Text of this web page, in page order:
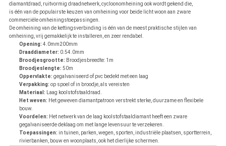
diamantdraad, ruitvormig draadnetwerk, cycloonomheining ook wordt gekend die,
is één van de populairste keuzen van omheining voor beide licht woon aan zware
commerciële omheiningstoepassingen.
De omheining van de kettingsverbinding is één van de meest praktische stijlen van
omheining, vrij gemakkelijk te installeren, en zeer rendabel.
Opening: 4.0mm200mm
Draaddiameter: 0.54.0mm
Broodjesgrootte: Broodjesbreedte: 1m
Broodjeslengte: 50m
Oppervlakte: gegalvaniseerd of pvc bedekt met een laag
Verpakking: op spoel of in broodje, als vereisten
Materiaal: Laag koolstofstaaldraad.
Het weven: Het geweven diamantpatroon verstrekt sterke, duurzame en flexibele
bouw.
Voordelen: Het netwerk van de laag koolstofstaaldiamant heeft een zware
gegalvaniseerde deklaag om met lange levensuur te verzekeren.
Toepassingen: in tuinen, parken, wegen, sporten, industriële plaatsen, sportterrein,
rivierbanken, bouw en woonplaats, ook het dierlijke schermen.